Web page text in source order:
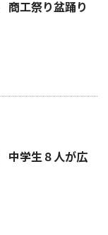
商工祭り盆踊り
中学生８人が広